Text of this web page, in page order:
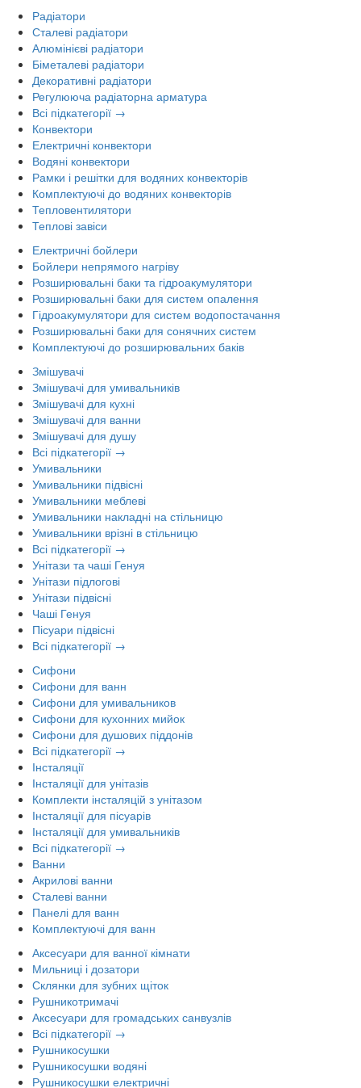
Радіатори
Сталеві радіатори
Алюмінієві радіатори
Біметалеві радіатори
Декоративні радіатори
Регулююча радіаторна арматура
Всі підкатегорії →
Конвектори
Електричні конвектори
Водяні конвектори
Рамки і решітки для водяних конвекторів
Комплектуючі до водяних конвекторів
Тепловентилятори
Теплові завіси
Електричні бойлери
Бойлери непрямого нагріву
Розширювальні баки та гідроакумулятори
Розширювальні баки для систем опалення
Гідроакумулятори для систем водопостачання
Розширювальні баки для сонячних систем
Комплектуючі до розширювальних баків
Змішувачі
Змішувачі для умивальників
Змішувачі для кухні
Змішувачі для ванни
Змішувачі для душу
Всі підкатегорії →
Умивальники
Умивальники підвісні
Умивальники меблеві
Умивальники накладні на стільницю
Умивальники врізні в стільницю
Всі підкатегорії →
Унітази та чаші Генуя
Унітази підлогові
Унітази підвісні
Чаші Генуя
Пісуари підвісні
Всі підкатегорії →
Сифони
Сифони для ванн
Сифони для умивальников
Сифони для кухонних мийок
Сифони для душових піддонів
Всі підкатегорії →
Інсталяції
Інсталяції для унітазів
Комплекти інсталяцій з унітазом
Інсталяції для пісуарів
Інсталяції для умивальників
Всі підкатегорії →
Ванни
Акрилові ванни
Сталеві ванни
Панелі для ванн
Комплектуючі для ванн
Аксесуари для ванної кімнати
Мильниці і дозатори
Склянки для зубних щіток
Рушникотримачі
Аксесуари для громадських санвузлів
Всі підкатегорії →
Рушникосушки
Рушникосушки водяні
Рушникосушки електричні